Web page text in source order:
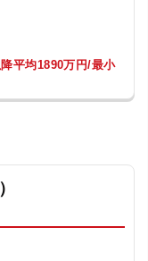
平均1890万円/最小